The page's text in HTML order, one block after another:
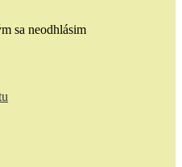
sa neodhlásim